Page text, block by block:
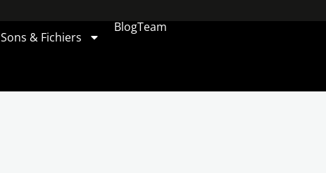
Sons & Fichiers
BlogTeam